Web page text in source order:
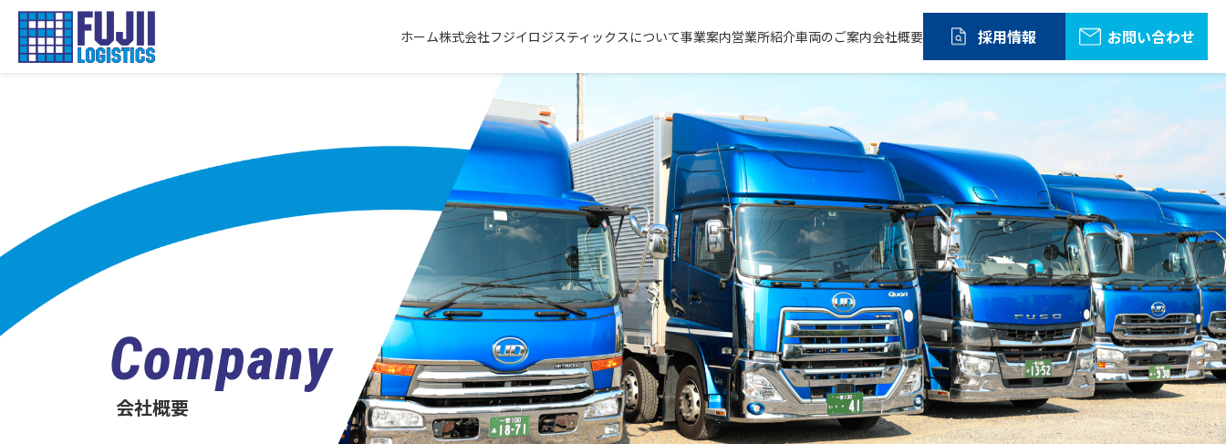
ホーム株式会社フジイロジスティックスについて事業案内営業所紹介車両のご案内会社概要 採用情報 お問い合わせ
Company
会社概要